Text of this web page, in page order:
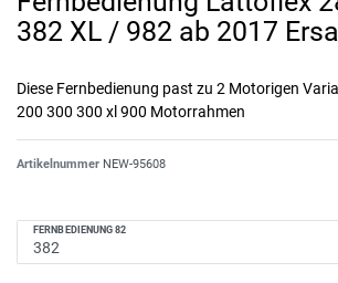
382 XL / 982 ab 2017
Diese Fernbedienung past zu 2 Motorigen
200 300 300 xl 900 Motorrahmen
Artikelnummer NEW-95608
FERNBEDIENUNG 82